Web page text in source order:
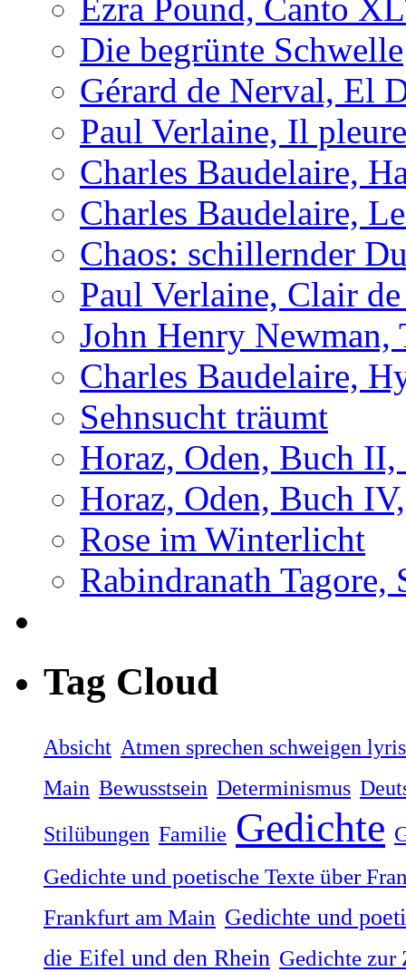
Ezra Pound, Canto
Die begrünte Schwelle
Gérard de Nerval, El
Paul Verlaine, Il
Charles Baudelaire,
Charles Baudelaire,
Chaos: schillernder
Paul Verlaine, Clair
John Henry
Charles Baudelaire,
Sehnsucht träumt
Horaz, Oden, Buch II,
Horaz, Oden, Buch
Rose im Winterlicht
Rabindranath
Tag Cloud
Absicht Atmen sprechen schweigen
Main Bewusstsein Determinismus
Stilübungen Familie Gedichte
Gedichte und poetische Texte über
Frankfurt am Main Gedichte und
die Eifel und den Rhein Gedichte zur